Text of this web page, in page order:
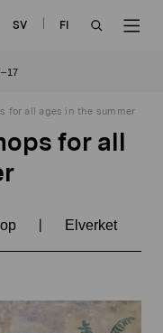
SV
FI
for all ages in the summer
for all
| Elverket